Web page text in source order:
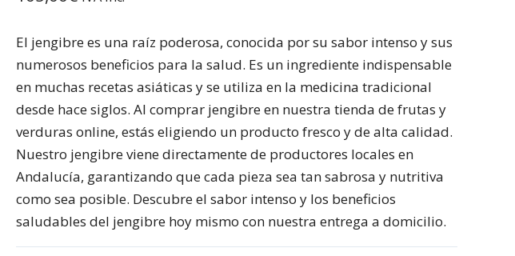
El jengibre es una raíz poderosa, conocida por su sabor intenso y sus
numerosos beneficios para la salud. Es un ingrediente indispensable
en muchas recetas asiáticas y se utiliza en la medicina tradicional
desde hace siglos. Al comprar jengibre en nuestra tienda de frutas y
verduras online, estás eligiendo un producto fresco y de alta calidad.
Nuestro jengibre viene directamente de productores locales en
Andalucía, garantizando que cada pieza sea tan sabrosa y nutritiva
como sea posible. Descubre el sabor intenso y los beneficios
saludables del jengibre hoy mismo con nuestra entrega a domicilio.